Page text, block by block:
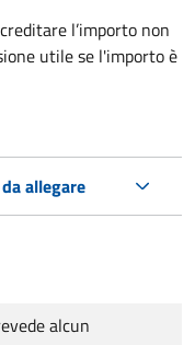
l’importo non
utile se l'importo è
allegare
alcun